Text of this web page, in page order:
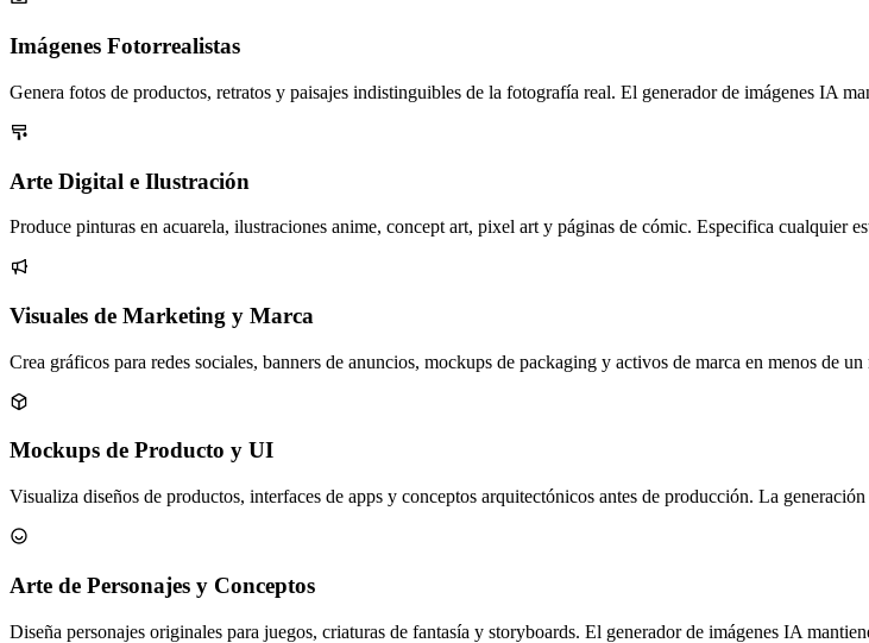
Imágenes Fotorrealistas
Genera fotos de productos, retratos y paisajes indistinguibles de la fotografía real. El generador de imágenes IA
Arte Digital e Ilustración
Produce pinturas en acuarela, ilustraciones anime, concept art, pixel art y páginas de cómic. Especifica cualquier
Visuales de Marketing y Marca
Crea gráficos para redes sociales, banners de anuncios, mockups de packaging y activos de marca en menos de
Mockups de Producto y UI
Visualiza diseños de productos, interfaces de apps y conceptos arquitectónicos antes de producción. La
Arte de Personajes y Conceptos
Diseña personajes originales para juegos, criaturas de fantasía y storyboards. El generador de imágenes IA